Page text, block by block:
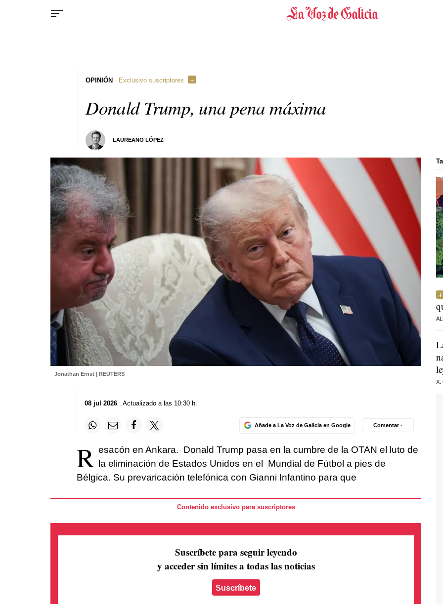
Donald Trump, una pena máxima
LAUREANO LÓPEZ
OPINIÓN · Exclusivo suscriptores
Jonathan Ernst | REUTERS
08 jul 2026. Actualizado a las 10:30 h.
Añade a La Voz de Galicia en Google Comentar ·
R esacón en Ankara. Donald Trump pasa en la cumbre de la OTAN el luto de
la eliminación de Estados Unidos en el Mundial de Fútbol a pies de
Bélgica. Su prevaricación telefónica con Gianni Infantino para que
Contenido exclusivo para suscriptores
Suscríbete para seguir leyendo
y acceder sin límites a todas las noticias
Suscríbete
X.